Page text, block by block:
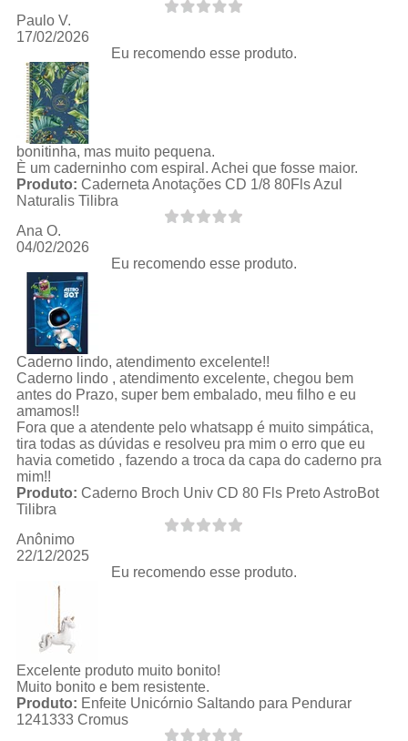
Paulo V.
17/02/2026
Eu recomendo esse produto.
bonitinha, mas muito pequena.
È um caderninho com espiral. Achei que fosse maior.
Produto: Caderneta Anotações CD 1/8 80Fls Azul
Naturalis Tilibra
Ana O.
04/02/2026
Eu recomendo esse produto.
Caderno lindo, atendimento excelente!!
Caderno lindo , atendimento excelente, chegou bem
antes do Prazo, super bem embalado, meu filho e eu
amamos!!
Fora que a atendente pelo whatsapp é muito simpática,
tira todas as dúvidas e resolveu pra mim o erro que eu
havia cometido , fazendo a troca da capa do caderno pra
mim!!
Produto: Caderno Broch Univ CD 80 Fls Preto AstroBot
Tilibra
Anônimo
22/12/2025
Eu recomendo esse produto.
Excelente produto muito bonito!
Muito bonito e bem resistente.
Produto: Enfeite Unicórnio Saltando para Pendurar
1241333 Cromus